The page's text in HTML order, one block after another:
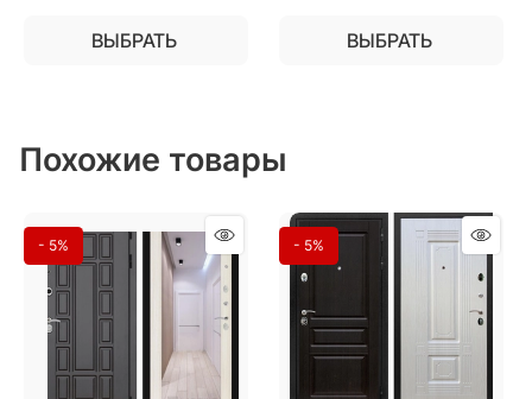
ВЫБРАТЬ ВЫБРАТЬ
Похожие товары
- 5% - 5%